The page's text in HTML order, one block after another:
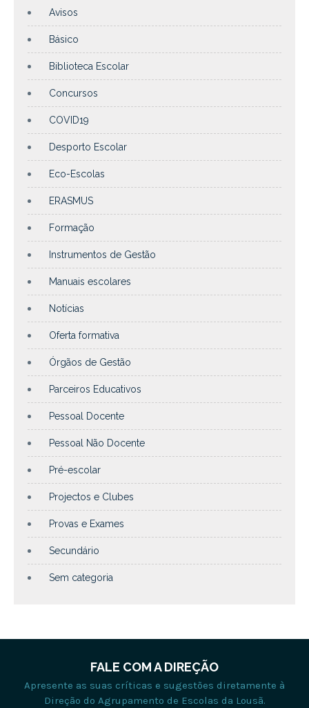
Avisos
Básico
Biblioteca Escolar
Concursos
COVID19
Desporto Escolar
Eco-Escolas
ERASMUS
Formação
Instrumentos de Gestão
Manuais escolares
Notícias
Oferta formativa
Órgãos de Gestão
Parceiros Educativos
Pessoal Docente
Pessoal Não Docente
Pré-escolar
Projectos e Clubes
Provas e Exames
Secundário
Sem categoria
FALE COM A DIREÇÃO
Apresente as suas críticas e sugestões diretamente à
Direção do Agrupamento de Escolas da Lousã.